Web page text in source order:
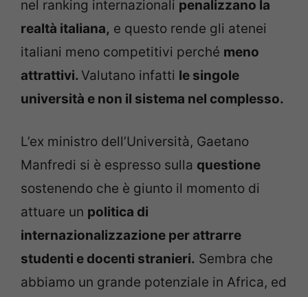
nel ranking internazionali penalizzano la
realtà italiana, e questo rende gli atenei
italiani meno competitivi perché meno
attrattivi.Valutano infatti le singole
università e non il sistema nel complesso.
L’ex ministro dell’Università, Gaetano
Manfredi si è espresso sulla questione
sostenendo che è giunto il momento di
attuare un politica di
internazionalizzazione per attrarre
studenti e docenti stranieri. Sembra che
abbiamo un grande potenziale in Africa, ed